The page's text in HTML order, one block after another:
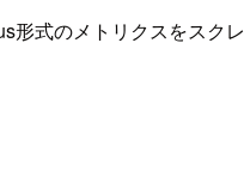
式のメトリクスをスク